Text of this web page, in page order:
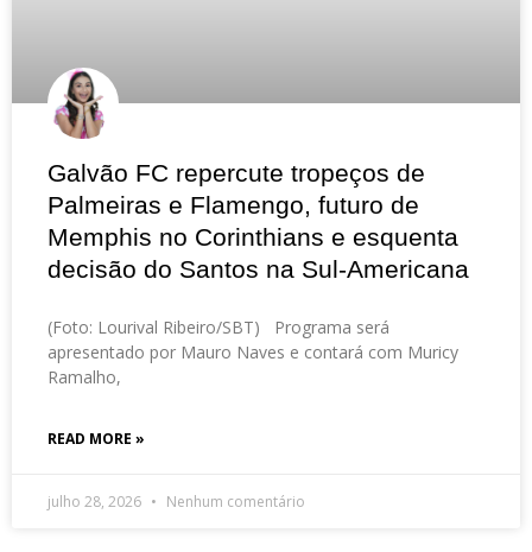
Galvão FC repercute tropeços de
Palmeiras e Flamengo, futuro de
Memphis no Corinthians e esquenta
decisão do Santos na Sul-Americana
(Foto: Lourival Ribeiro/SBT) Programa será
apresentado por Mauro Naves e contará com Muricy
Ramalho,
READ MORE »
julho 28, 2026 Nenhum comentário